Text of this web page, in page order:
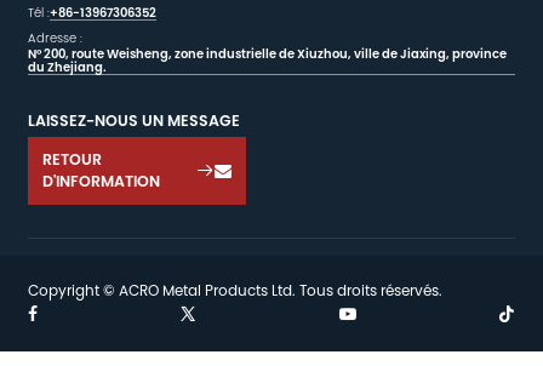
Tél :+86-13967306352
Adresse :
N° 200, route Weisheng, zone industrielle de Xiuzhou, ville de Jiaxing, province
du Zhejiang.
LAISSEZ-NOUS UN MESSAGE
RETOUR
D'INFORMATION

Copyright © ACRO Metal Products Ltd. Tous droits réservés.
 